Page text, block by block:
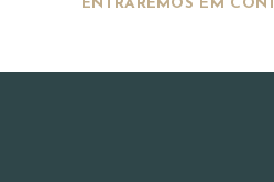
ENTRAREMOS EM